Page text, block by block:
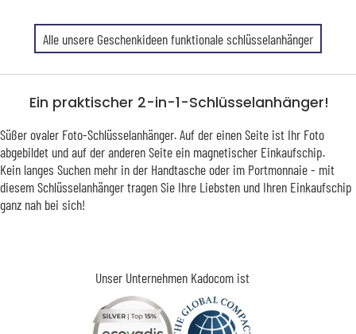
Alle unsere Geschenkideen funktionale schlüsselanhänger
Ein praktischer 2-in-1-Schlüsselanhänger!
Süßer ovaler Foto-Schlüsselanhänger. Auf der einen Seite ist Ihr Foto
abgebildet und auf der anderen Seite ein magnetischer Einkaufschip.
Kein langes Suchen mehr in der Handtasche oder im Portmonnaie - mit
diesem Schlüsselanhänger tragen Sie Ihre Liebsten und Ihren Einkaufschip
ganz nah bei sich!
Unser Unternehmen Kadocom ist